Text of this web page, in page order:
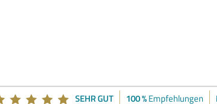
SEHR GUT 100 %Empfehlungen